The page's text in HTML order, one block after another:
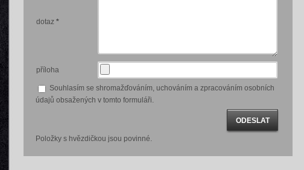
dotaz *
příloha
Souhlasím se shromažďováním, uchováním a zpracováním osobních
údajů obsažených v tomto formuláři.
Položky s hvězdičkou jsou povinné.